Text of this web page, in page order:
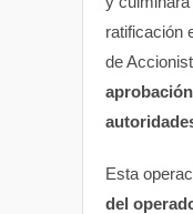
ratificación
de
Esta
del